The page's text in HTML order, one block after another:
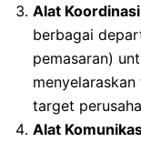
Alat Koordinasi
berbagai
pemasaran)
target
Alat